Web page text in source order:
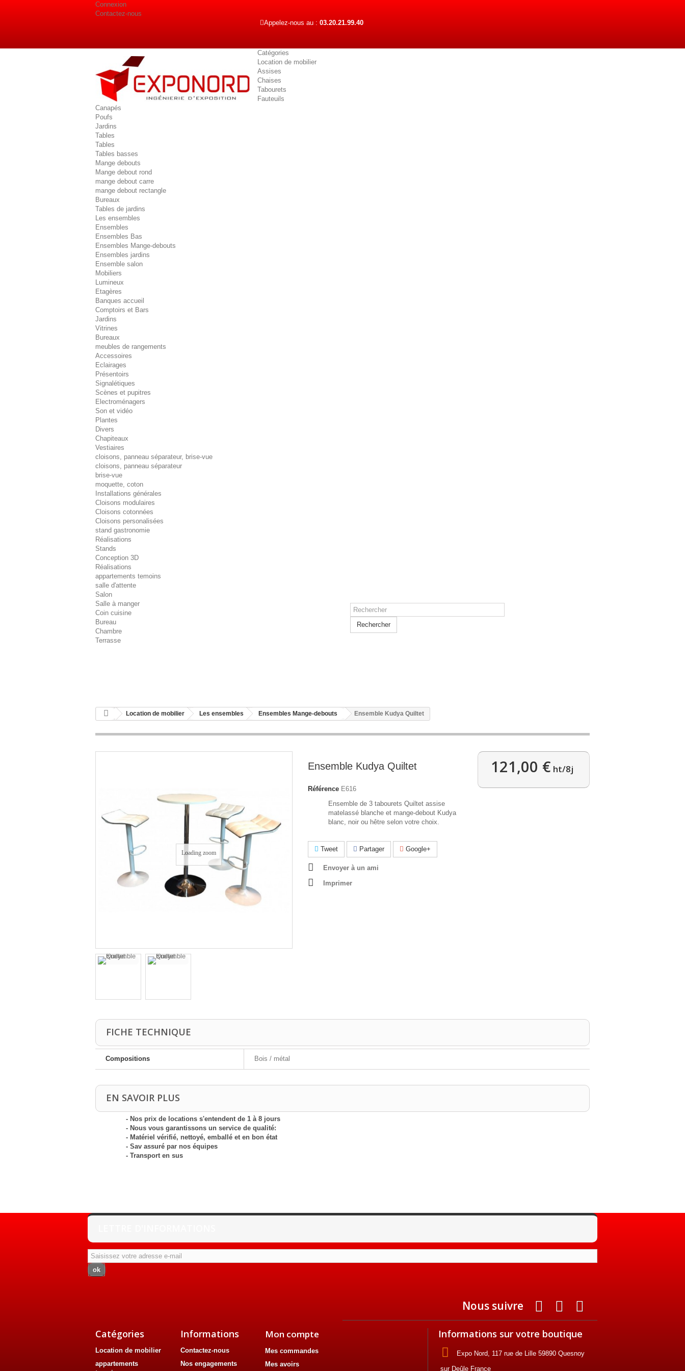
Connexion
Contactez-nous
Appelez-nous au :03.20.21.99.40
Catégories
Location de mobilier
Assises
Chaises
Tabourets
Fauteuils
Canapés
Poufs
Jardins
Tables
Tables
Tables basses
Mange debouts
Mange debout rond
mange debout carre
mange debout rectangle
Bureaux
Tables de jardins
Les ensembles
Ensembles
Ensembles Bas
Ensembles Mange-debouts
Ensembles jardins
Ensemble salon
Mobiliers
Lumineux
Etagères
Banques accueil
Comptoirs et Bars
Jardins
Vitrines
Bureaux
meubles de rangements
Accessoires
Eclairages
Présentoirs
Signalétiques
Scènes et pupitres
Electroménagers
Son et vidéo
Plantes
Divers
Chapiteaux
Vestiaires
cloisons, panneau séparateur, brise-vue
cloisons, panneau séparateur
brise-vue
moquette, coton
Installations générales
Cloisons modulaires
Cloisons cotonnées
Cloisons personalisées
stand gastronomie
Réalisations
Stands
Conception 3D
Réalisations
appartements temoins
salle d'attente
Salon
Salle à manger
Coin cuisine
Bureau
Chambre
Terrasse
Rechercher
Location de mobilier Les ensembles Ensembles Mange-debouts Ensemble Kudya Quiltet
Loading zoom
Ensemble Kudya Quiltet
Référence E616
Ensemble de 3 tabourets Quiltet assise
matelassé blanche et mange-debout Kudya
blanc, noir ou hêtre selon votre choix.
Tweet Partager Google+
Envoyer à un ami
Imprimer
121,00 € ht/8j
FICHE TECHNIQUE
Compositions Bois / métal
EN SAVOIR PLUS
- Nos prix de locations s'entendent de 1 à 8 jours
- Nous vous garantissons un service de qualité:
- Matériel vérifié, nettoyé, emballé et en bon état
- Sav assuré par nos équipes
- Transport en sus
ok
Nous suivre
Catégories
Location de mobilier
appartements
Informations
Contactez-nous
Nos engagements
Mon compte
Mes commandes
Mes avoirs
Informations sur votre boutique
Expo Nord, 117 rue de Lille 59890 Quesnoy
sur Deûle France